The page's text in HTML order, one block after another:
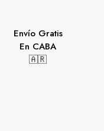
Envío Gratis
En CABA
🇦🇷